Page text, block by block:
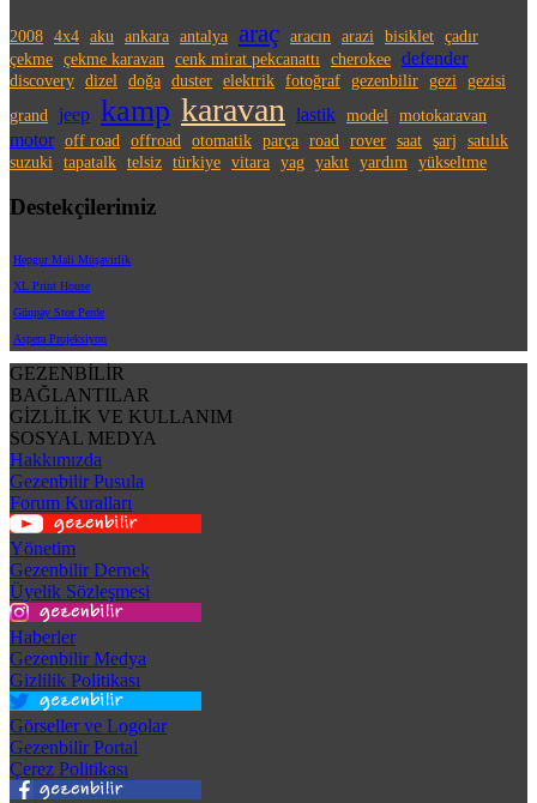
2008 4x4 aku ankara antalya araç aracın arazi bisiklet çadır
çekme çekme karavan cenk mirat pekcanattı cherokee defender
discovery dizel doğa duster elektrik fotoğraf gezenbilir gezi
gezisi
grand
jeep kamp karavan lastik model motokaravan
motor off road offroad otomatik parça road rover saat şarj
satılık
suzuki
tapatalk telsiz türkiye vitara yag yakıt yardım yükseltme
Destekçilerimiz
Hepgur Mali Müşavirlik
XL Print House
Günpay Stor Perde
Aspera Projeksiyon
GEZENBİLİR
BAĞLANTILAR
GİZLİLİK VE KULLANIM
SOSYAL MEDYA
Hakkımızda
Gezenbilir Pusula
Forum Kuralları
Yönetim
Gezenbilir Dernek
Üyelik Sözleşmesi
Haberler
Gezenbilir Medya
Gizlilik Politikası
Görseller ve Logolar
Gezenbilir Portal
Çerez Politikası